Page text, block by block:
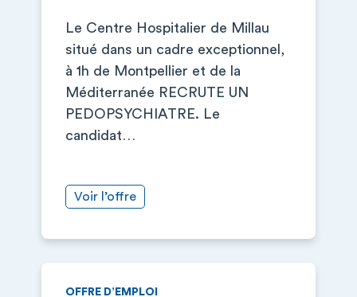
Le Centre Hospitalier de Millau
situé dans un cadre exceptionnel,
à 1h de Montpellier et de la
Méditerranée RECRUTE UN
PEDOPSYCHIATRE. Le
candidat…
Voir l’offre
OFFRE D’EMPLOI